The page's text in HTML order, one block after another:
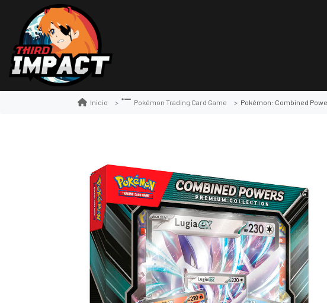
Inicio Pokémon Trading Card Game Pokémon: Combined